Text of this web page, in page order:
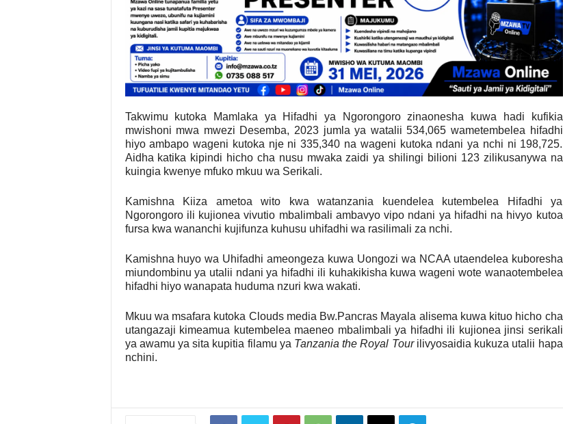
Takwimu kutoka Mamlaka ya Hifadhi ya Ngorongoro zinaonesha kuwa hadi kufikia
mwishoni mwa mwezi Desemba, 2023 jumla ya watalii 534,065 wametembelea hifadhi
hiyo ambapo wageni kutoka nje ni 335,340 na wageni kutoka ndani ya nchi ni 198,725.
Aidha katika kipindi hicho cha nusu mwaka zaidi ya shilingi bilioni 123 zilikusanywa na
kuingia kwenye mfuko mkuu wa Serikali.
Kamishna Kiiza ametoa wito kwa watanzania kuendelea kutembelea Hifadhi ya
Ngorongoro ili kujionea vivutio mbalimbali ambavyo vipo ndani ya hifadhi na hivyo kutoa
fursa kwa wananchi kujifunza kuhusu uhifadhi wa rasilimali za nchi.
Kamishna huyo wa Uhifadhi ameongeza kuwa Uongozi wa NCAA utaendelea kuboresha
miundombinu ya utalii ndani ya hifadhi ili kuhakikisha kuwa wageni wote wanaotembelea
hifadhi hiyo wanapata huduma nzuri kwa wakati.
Mkuu wa msafara kutoka Clouds media Bw.Pancras Mayala alisema kuwa kituo hicho cha
utangazaji kimeamua kutembelea maeneo mbalimbali ya hifadhi ili kujionea jinsi serikali
ya awamu ya sita kupitia filamu ya Tanzania the Royal Tourilivyosaidia kukuza utalii hapa
nchini.